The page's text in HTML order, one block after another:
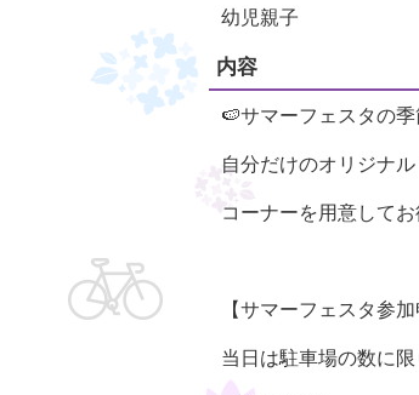
幼児親子
内容
🍉サマーフェスタの
自分だけのオリジナ
コーナーを用意してお
【サマーフェスタ参
当日は駐車場の数に